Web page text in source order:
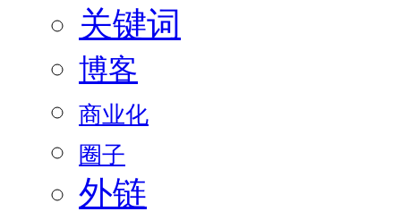
关键词
博客
商业化
圈子
外链